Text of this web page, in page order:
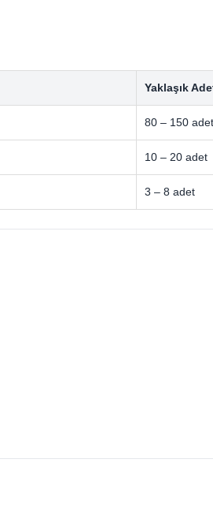
Yaklaşık
80 – 150 adet
10 – 20 adet
3 – 8 adet